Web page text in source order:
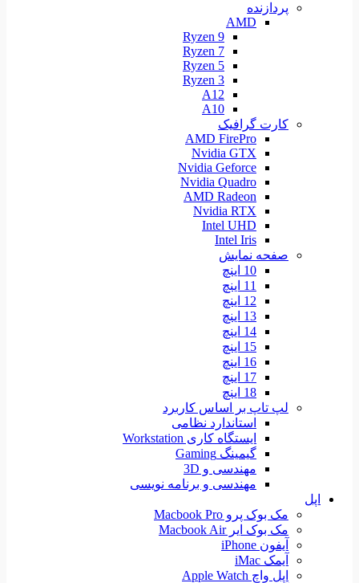
پردازنده
AMD
Ryzen 9
Ryzen 7
Ryzen 5
Ryzen 3
A12
A10
کارت گرافیک
AMD FirePro
Nvidia GTX
Nvidia Geforce
Nvidia Quadro
AMD Radeon
Nvidia RTX
Intel UHD
Intel Iris
صفحه نمایش
10 اینچ
11 اینچ
12 اینچ
13 اینچ
14 اینچ
15 اینچ
16 اینچ
17 اینچ
18 اینچ
لپ تاپ بر اساس کاربرد
استاندارد نظامی
ایستگاه کاری Workstation
گیمینگ Gaming
مهندسی و 3D
مهندسی و برنامه نویسی
اپل
مک بوک پرو Macbook Pro
مک بوک ایر Macbook Air
آیفون iPhone
آیمک iMac
اپل واچ Apple Watch